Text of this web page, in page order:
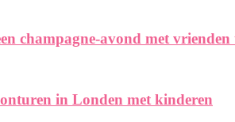
champagne-avond met vrienden
in Londen met kinderen